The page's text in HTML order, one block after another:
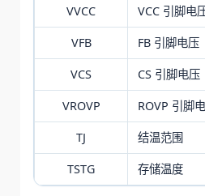
VVCC VCC 引脚电
VFB FB 引脚电压
VCS CS 引脚电压
VROVP ROVP 引脚
TJ 结温范围
TSTG 存储温度